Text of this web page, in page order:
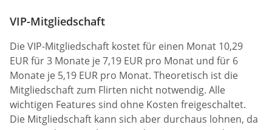
VIP-Mitgliedschaft
Die VIP-Mitgliedschaft kostet für einen Monat 10,29
EUR für 3 Monate je 7,19 EUR pro Monat und für 6
Monate je 5,19 EUR pro Monat. Theoretisch ist die
Mitgliedschaft zum Flirten nicht notwendig. Alle
wichtigen Features sind ohne Kosten freigeschaltet.
Die Mitgliedschaft kann sich aber durchaus lohnen, da